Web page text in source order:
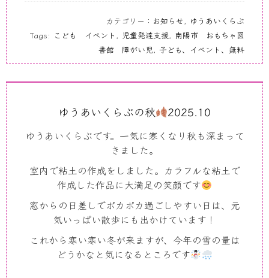
カテゴリー： お知らせ, ゆうあいくらぶ
Tags: こども イベント , 児童発達支援, 南陽市 おもちゃ図
書館 障がい児, 子ども、イベント、無料
ゆうあいくらぶの秋 2025.10
ゆうあいくらぶです。一気に寒くなり秋も深まって
きました。
室内で粘土の作成をしました。カラフルな粘土で
作成した作品に大満足の笑顔です
窓からの日差しでポカポカ過ごしやすい日は、元
気いっぱい散歩にも出かけています！
これから寒い寒い冬が来ますが、今年の雪の量は
どうかなと気になるところです